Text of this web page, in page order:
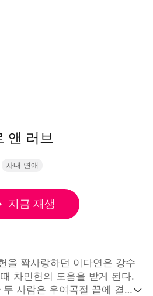
앤 러브
사내 연애
지금 재생
을 짝사랑하던 이다연은 강수
차민헌의 도움을 받게 된다.
사람은 우여곡절 끝에 결혼